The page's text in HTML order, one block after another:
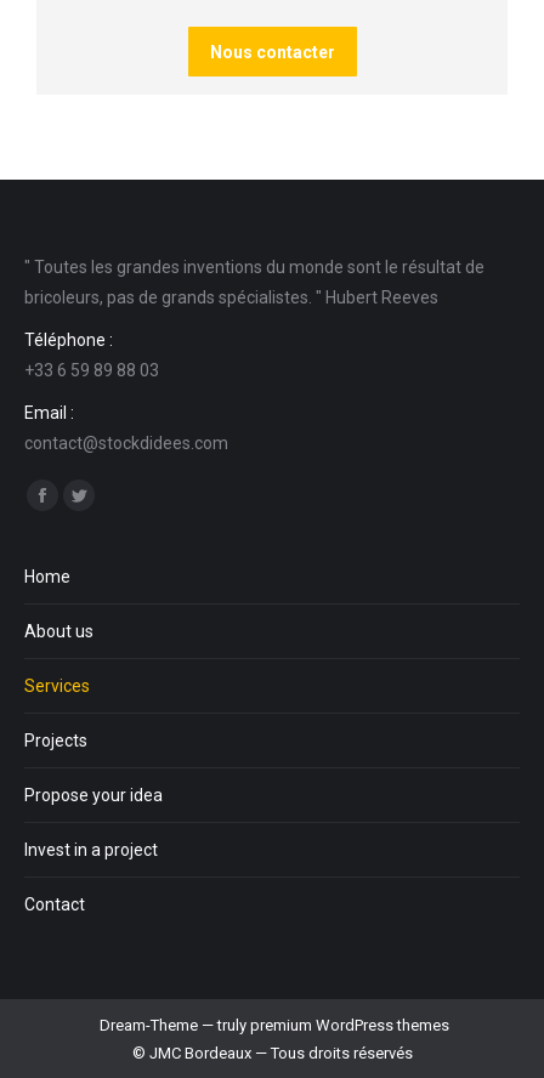
Nous contacter
" Toutes les grandes inventions du monde sont le résultat de
bricoleurs, pas de grands spécialistes. " Hubert Reeves
Téléphone :
+33 6 59 89 88 03
Email :
contact@stockdidees.com
Find us on:
Home
About us
Services
Projects
Propose your idea
Invest in a project
Contact
Dream-Theme — truly premium WordPress themes
© JMC Bordeaux — Tous droits réservés